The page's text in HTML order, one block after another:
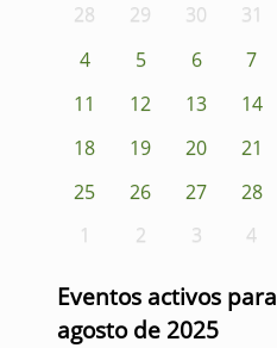
28 29 30 31
4
5 6 7
11
12 13 14
18
19 20 21
25
26 27 28
1
2 3 4
Eventos activos
agosto de 2025